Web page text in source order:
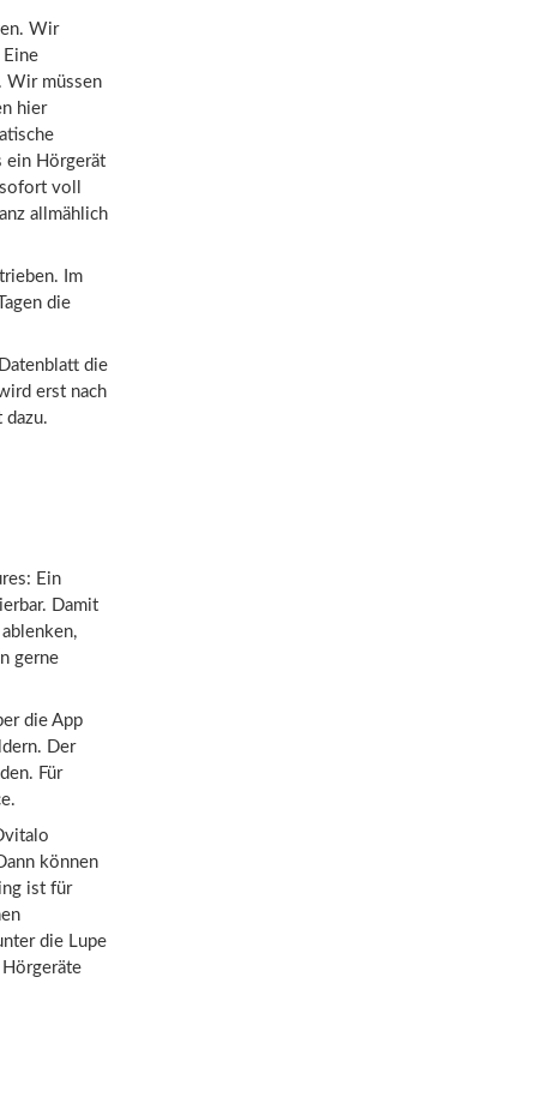
Wir
Wir müssen
hier
ein Hörgerät
voll
allmählich
Im
die
die
erst nach
dazu.
Ein
Damit
gerne
die App
Der
Für
können
ist für
die Lupe